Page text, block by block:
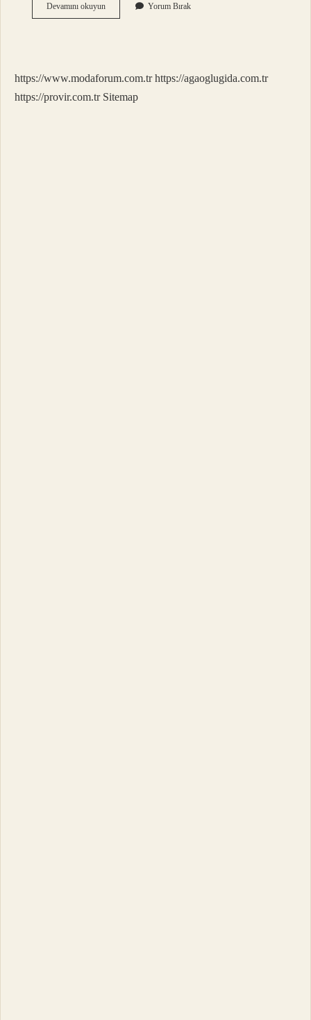
Devamını okuyunKireci
En
Yorum Bırak
https://www.modaforum.com.tr https://agaoglugida.com.tr
https://provir.com.tr Sitemap